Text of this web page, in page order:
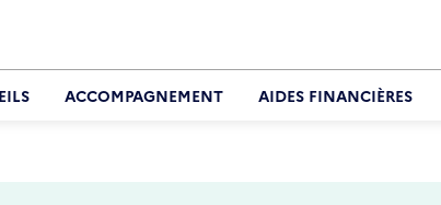
ACCOMPAGNEMENT AIDES FINANCIÈRES